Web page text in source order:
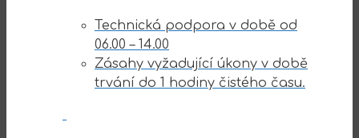
Technická podpora v době od
06.00 – 14.00
Zásahy vyžadující úkony v době
trvání do 1 hodiny čistého času.